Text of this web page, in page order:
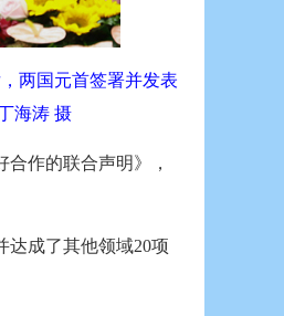
两国元首签署并发表
海涛 摄
作的联合声明》，
达成了其他领域20项